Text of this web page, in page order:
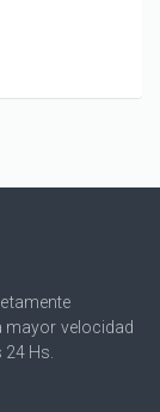
mayor velocidad
Hs.